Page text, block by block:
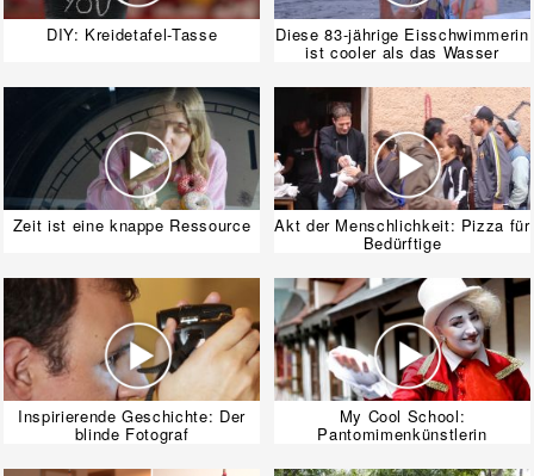
DIY: Kreidetafel-Tasse Diese 83-jährige Eisschwimmerin
ist cooler als das Wasser
Zeit ist eine knappe Ressource Akt der Menschlichkeit: Pizza für
Bedürftige
Inspirierende Geschichte: Der
blinde Fotograf
My Cool School:
Pantomimenkünstlerin